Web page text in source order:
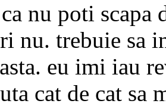
nu poti
nu. trebuie sa
eu imi iau
cat de cat